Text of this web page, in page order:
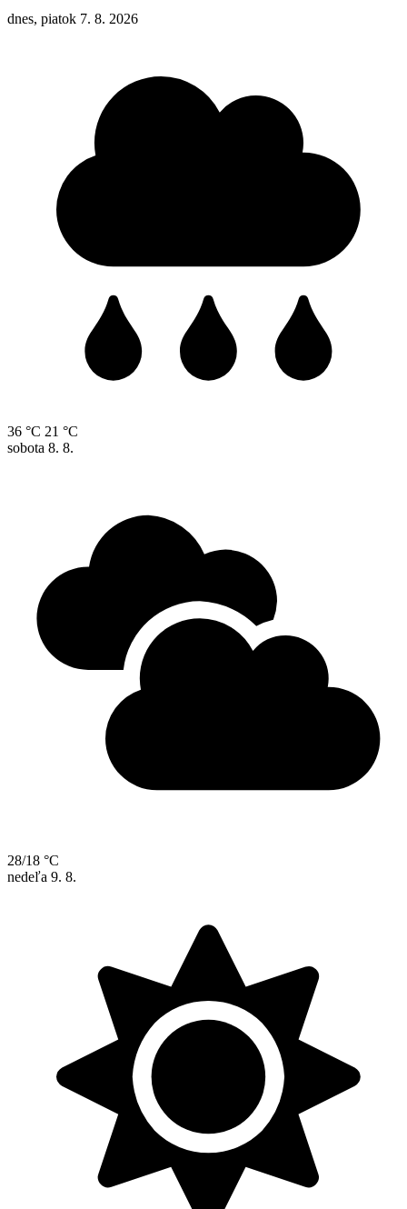
dnes, piatok 7. 8. 2026
36 °C 21 °C
sobota 8. 8.
28/18 °C
nedeľa 9. 8.